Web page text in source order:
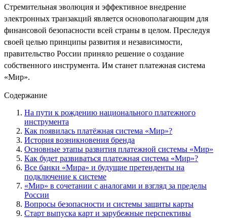
Стремительная эволюция и эффективное внедрение
электронных транзакций является основополагающим для
финансовой безопасности всей страны в целом. Преследуя
своей целью принципы развития и независимости,
правительство России приняло решение о создание
собственного инструмента. Им станет платежная система
«Мир».
Содержание
На пути к рождению национального платежного
инструмента
Как появилась платёжная система «Мир»?
История возникновения бренда
Основные этапы развития платежной системы «Мир»
Как будет развиваться платежная система «Мир»?
Все банки «Мира» и будущие претенденты на
подключение к системе
«Мир» в сочетании с аналогами и взгляд за пределы
России
Вопросы безопасности и системы защиты карты
Старт выпуска карт и зарубежные перспективы